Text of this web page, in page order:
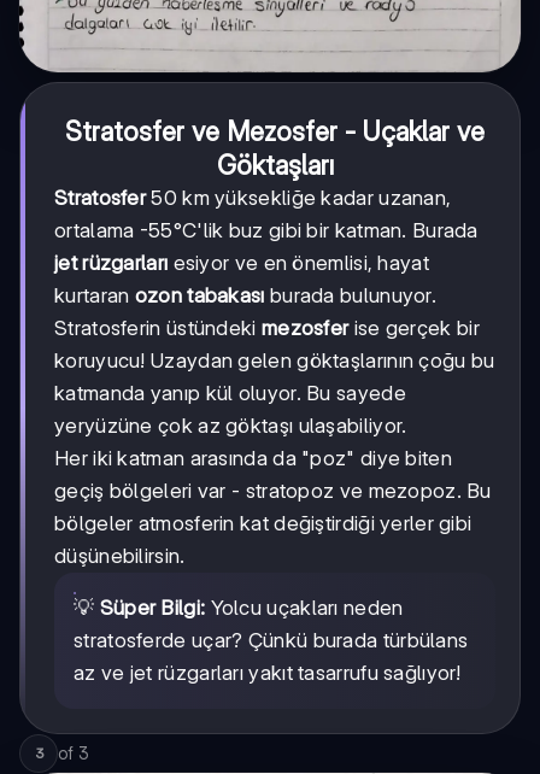
Stratosfer ve Mezosfer - Uçaklar ve
Göktaşları
Stratosfer50 km yüksekliğe kadar uzanan,
ortalama -55°C'lik buz gibi bir katman. Burada
jet rüzgarları esiyor ve en önemlisi, hayat
kurtaran ozon tabakası burada bulunuyor.
Stratosferin üstündeki mezosferise gerçek bir
koruyucu! Uzaydan gelen göktaşlarının çoğu bu
katmanda yanıp kül oluyor. Bu sayede
yeryüzüne çok az göktaşı ulaşabiliyor.
Her iki katman arasında da "poz" diye biten
geçiş bölgeleri var - stratopoz ve mezopoz. Bu
bölgeler atmosferin kat değiştirdiği yerler gibi
düşünebilirsin.
💡 Süper Bilgi: Yolcu uçakları neden
stratosferde uçar? Çünkü burada türbülans
az ve jet rüzgarları yakıt tasarrufu sağlıyor!
3 of 3